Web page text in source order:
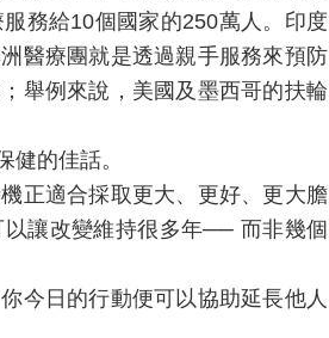
務給10個國家的250萬人。印度
醫療團就是透過親手服務來預防
舉例來說，美國及墨西哥的扶輪
的佳話。
正適合採取更大、更好、更大膽
讓改變維持很多年── 而非幾個
今日的行動便可以協助延長他人